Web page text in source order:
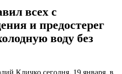
всех с
и предостерег
воду без
Кличко сегодня, 19 января, в